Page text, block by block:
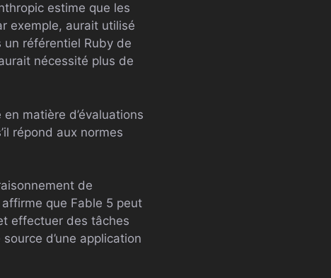
estime que les
exemple, aurait utilisé
référentiel Ruby de
nécessité plus de
matière d’évaluations
répond aux normes
de
que Fable 5 peut
effectuer des tâches
d’une application